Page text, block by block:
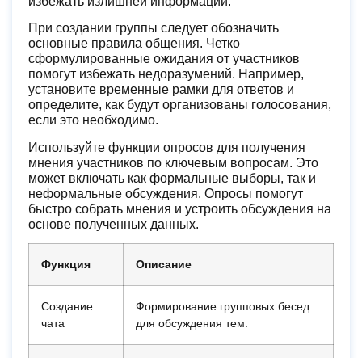
При создании группы следует обозначить
основные правила общения. Четко
сформулированные ожидания от участников
помогут избежать недоразумений. Например,
установите временные рамки для ответов и
определите, как будут организованы голосования,
если это необходимо.
Используйте функции опросов для получения
мнения участников по ключевым вопросам. Это
может включать как формальные выборы, так и
неформальные обсуждения. Опросы помогут
быстро собрать мнения и устроить обсуждения на
основе полученных данных.
Функция Описание
Создание
чата
Формирование групповых бесед
для обсуждения тем.